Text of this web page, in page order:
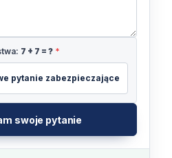
7 + 7 = ? *
pytanie zabezpieczające
swoje pytanie